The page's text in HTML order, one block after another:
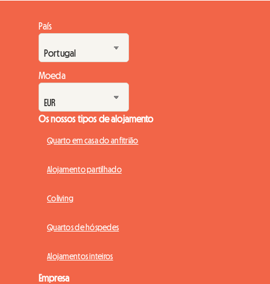
País
Moeda
Os nossos tipos de alojamento
Quarto em casa do anfitrião
Alojamento partilhado
Coliving
Quartos de hóspedes
Alojamentos inteiros
Empresa